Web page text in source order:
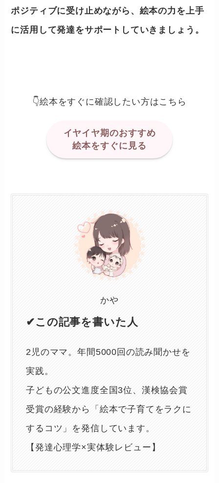
ポジティブに受け止めながら、絵本の力を上手
に活用して発達をサポートしていきましょう。
👇絵本をすぐに確認したい方はこちら
イヤイヤ期のおすすめ
絵本をすぐに見る
かや
✔この記事を書いた人
2児のママ。年間5000回の読み聞かせを
実践。
子どもの公文進度全国3位、漢検協会賞
受賞の経験から「絵本で子育てをラクに
するコツ」を発信しています。
【発達心理学×実体験レビュー】